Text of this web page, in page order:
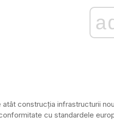
construcția infrastructurii
cu standardele